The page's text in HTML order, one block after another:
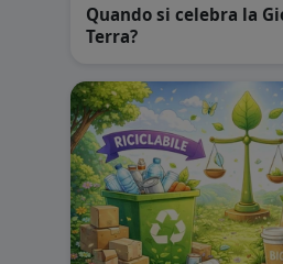
Quando si celebra la
Terra?